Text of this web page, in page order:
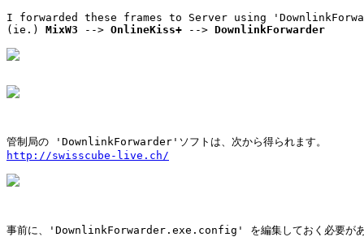
I forwarded these frames to Server using
(ie.) MixW3 --> OnlineKiss+ --> DownlinkForwarder
http://swisscube-live.ch/
事前に、'DownlinkForwarder.exe.config' を編集しておく必要があ